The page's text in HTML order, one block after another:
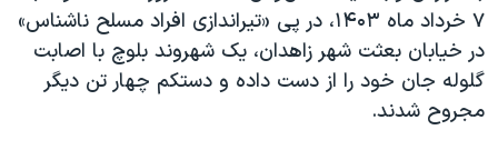
اسرائیل در جنگ
نرگس محمدی برنده جایزه نوبل صلح
همایش محافظه‌کاران آمریکا «سی‌پک»
۷ خرداد ماه ۱۴۰۳، در پی «تیراندازی افراد مسلح ناشناس»
در خیابان بعثت شهر زاهدان، یک شهروند بلوچ با اصابت
گلوله جان‌ خود را از دست داده و دستکم چهار تن دیگر
مجروح شدند.